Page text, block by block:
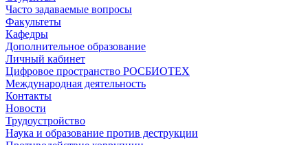
Часто задаваемые вопросы
Факультеты
Кафедры
Дополнительное образование
Личный кабинет
Цифровое пространство РОСБИОТЕХ
Международная деятельность
Контакты
Новости
Трудоустройство
Наука и образование против деструкции